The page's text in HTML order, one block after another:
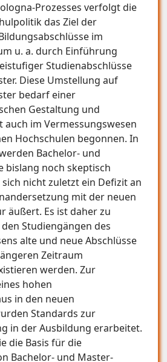
Prozesses verfolgt die
das Ziel der
im
u. a. durch Einführung
Studienabschlüsse
Diese Umstellung auf
bedarf einer
Gestaltung und
auch im Vermessungswesen
Hochschulen begonnen. In
Bachelor- und
bislang noch skeptisch
nicht zuletzt ein Defizit an
mit der neuen
äußert. Es ist daher zu
Studiengängen des
alte und neue Abschlüsse
Zeitraum
werden. Zur
hohen
in den neuen
Standards zur
in der Ausbildung erarbeitet.
die Basis für die
Bachelor- und Master-